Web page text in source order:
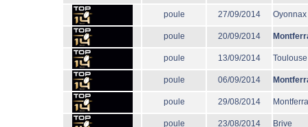
poule 27/09/2014 Oyonnax
poule 20/09/2014
poule 13/09/2014 Toulouse
poule 06/09/2014
poule 29/08/2014
poule 23/08/2014 Brive